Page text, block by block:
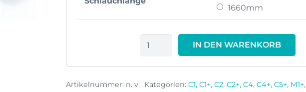
1660mm
Turbinenschlauch
Menge
IN DEN WARENKORB
Artikelnummer: n. v. Kategorien: C1, C1+, C2, C2+, C4, C4+, C5+, M1+,